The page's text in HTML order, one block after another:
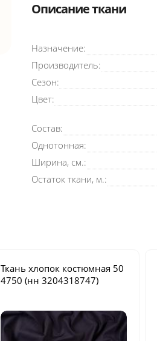
Описание ткани
Назначение:
Производитель:
Сезон:
Цвет:
Состав:
Однотонная:
Ширина, см.:
Остаток ткани, м.:
Ткань хлопок костюмная 50
4750 (нн 3204318747)